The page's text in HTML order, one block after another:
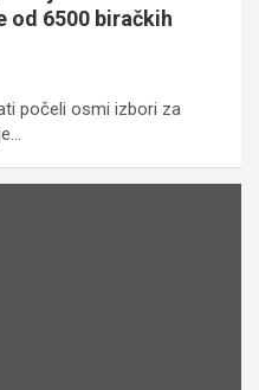
od 6500 biračkih
počeli osmi izbori za